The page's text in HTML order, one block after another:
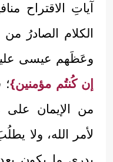
آياتِ الاقتراح
الكلام الصادرُ من
وعَظَهم عيسى
إن كُنتُم مؤمنين}؛
من الإيمان على
لأمر الله، ولا